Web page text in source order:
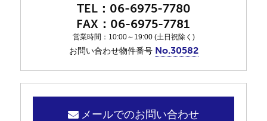
06-6975-7780
06-6975-7781
営業時間：10:00～19:00 (土日祝除く)
お問い合わせ物件番号 No.30582
メールでのお問い合わせ